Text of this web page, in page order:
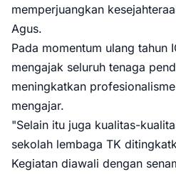
memperjuangkan
Agus.
Pada momentum ulang tahun
mengajak seluruh tenaga
meningkatkan
mengajar.
"Selain itu juga kualitas-
sekolah lembaga TK
Kegiatan diawali dengan